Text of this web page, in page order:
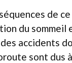
de ce
du sommeil
accidents
sont dus